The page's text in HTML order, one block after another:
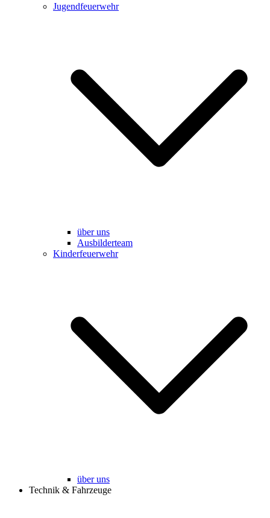
Jugendfeuerwehr
über uns
Ausbilderteam
Kinderfeuerwehr
über uns
Technik & Fahrzeuge